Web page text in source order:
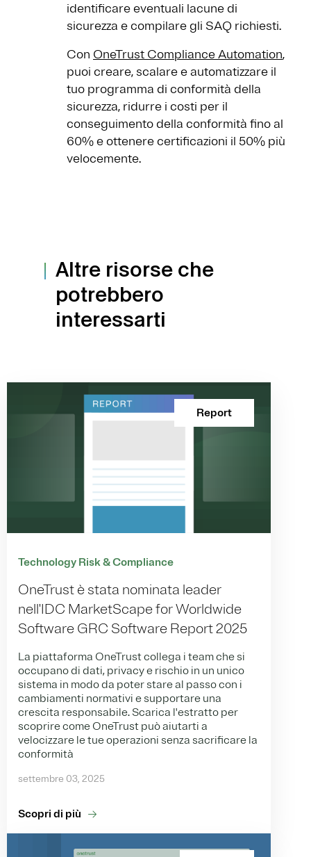
identificare eventuali lacune di
sicurezza e compilare gli SAQ richiesti.
Con OneTrust Compliance Automation,
puoi creare, scalare e automatizzare il
tuo programma di conformità della
sicurezza, ridurre i costi per il
conseguimento della conformità fino al
60% e ottenere certificazioni il 50% più
velocemente.
Altre risorse che
potrebbero
interessarti
Report
Technology Risk & Compliance
OneTrust è stata nominata leader
nell'IDC MarketScape for Worldwide
Software GRC Software Report 2025
La piattaforma OneTrust collega i team che si
occupano di dati, privacy e rischio in un unico
sistema in modo da poter stare al passo con i
cambiamenti normativi e supportare una
crescita responsabile. Scarica l'estratto per
scoprire come OneTrust può aiutarti a
velocizzare le tue operazioni senza sacrificare la
conformità
settembre 03, 2025
Scopri di più